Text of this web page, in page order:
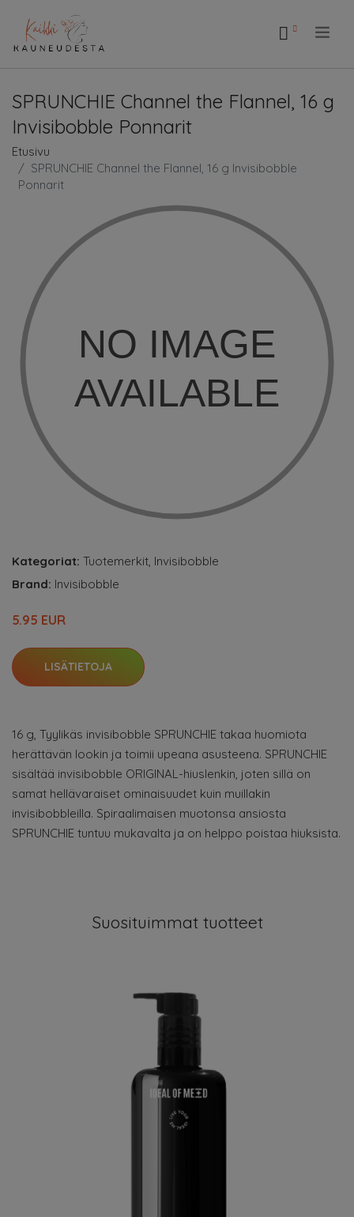
SPRUNCHIE Channel the Flannel, 16 g
Invisibobble Ponnarit
Etusivu
SPRUNCHIE Channel the Flannel, 16 g Invisibobble
Ponnarit
Kategoriat: Tuotemerkit, Invisibobble
Brand: Invisibobble
5.95 EUR
LISÄTIETOJA
16 g, Tyylikäs invisibobble SPRUNCHIE takaa huomiota
herättävän lookin ja toimii upeana asusteena. SPRUNCHIE
sisältää invisibobble ORIGINAL-hiuslenkin, joten sillä on
samat hellävaraiset ominaisuudet kuin muillakin
invisibobbleilla. Spiraalimaisen muotonsa ansiosta
SPRUNCHIE tuntuu mukavalta ja on helppo poistaa hiuksista.
Suosituimmat tuotteet